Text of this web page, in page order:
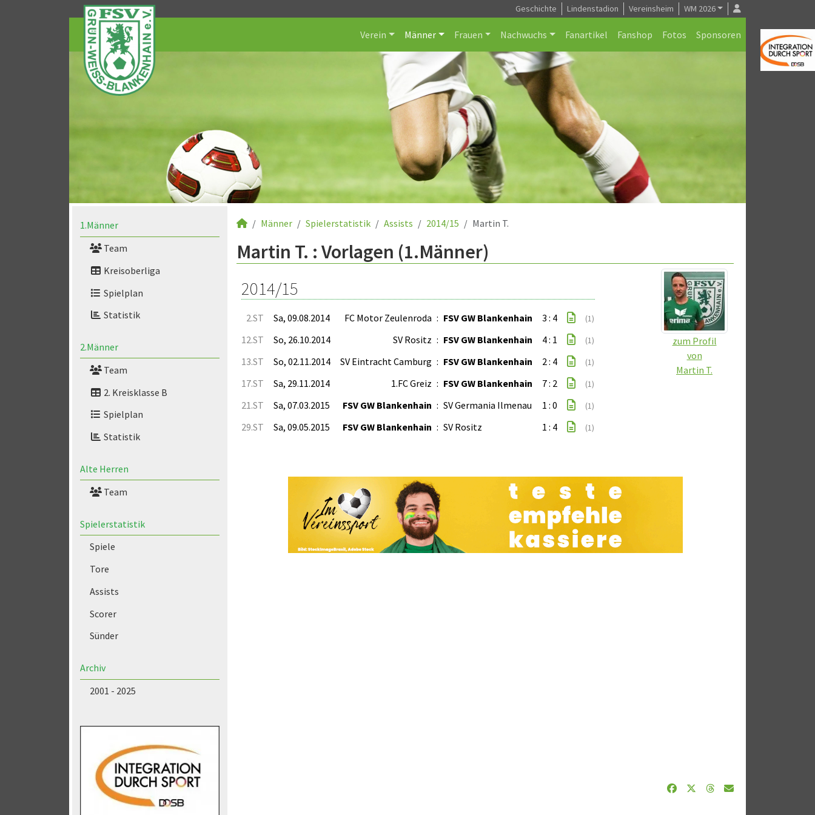
Geschichte Lindenstadion Vereinsheim WM 2026
Verein Männer Frauen Nachwuchs Fanartikel Fanshop Fotos Sponsoren
1.Männer
Team
Kreisoberliga
Spielplan
Statistik
2.Männer
Team
2. Kreisklasse B
Spielplan
Statistik
Alte Herren
Team
Spielerstatistik
Spiele
Tore
Assists
Scorer
Sünder
Archiv
2001 - 2025
Männer Spielerstatistik Assists 2014/15 Martin T.
Martin T. : Vorlagen (1.Männer)
zum Profil
von
Martin T.
2014/15
2.ST Sa, 09.08.2014 FC Motor Zeulenroda : FSV GW Blankenhain 3 : 4 (1)
12.ST So, 26.10.2014 SV Rositz : FSV GW Blankenhain 4 : 1 (1)
13.ST So, 02.11.2014 SV Eintracht Camburg : FSV GW Blankenhain 2 : 4 (1)
17.ST Sa, 29.11.2014 1.FC Greiz : FSV GW Blankenhain 7 : 2 (1)
21.ST Sa, 07.03.2015 FSV GW Blankenhain : SV Germania Ilmenau 1 : 0 (1)
29.ST Sa, 09.05.2015 FSV GW Blankenhain : SV Rositz 1 : 4 (1)